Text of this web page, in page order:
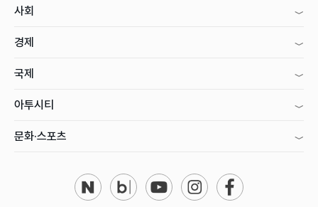
사회
경제
국제
아투시티
문화·스포츠